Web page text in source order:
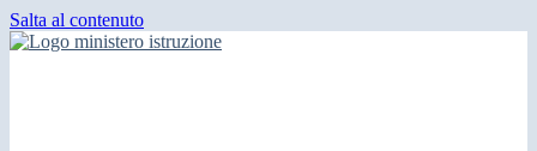
Salta al contenuto